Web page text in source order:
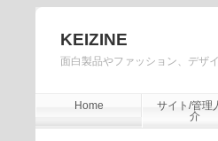
KEIZINE
面白製品やファッション、デザ
Home
サイト/管理
介